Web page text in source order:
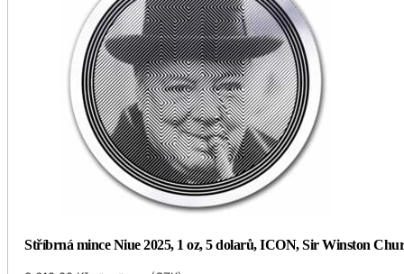
Stříbrná mince Niue 2025, 1 oz, 5 dolarů, ICON, Sir Winston